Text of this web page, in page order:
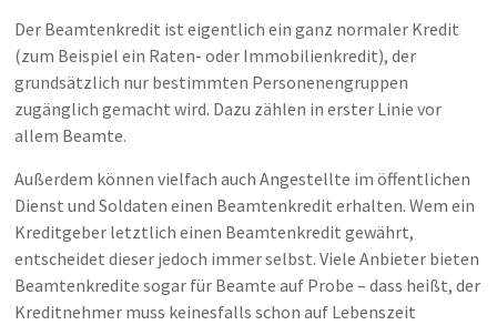
Der Beamtenkredit ist eigentlich ein ganz normaler Kredit
(zum Beispiel ein Raten- oder Immobilienkredit), der
grundsätzlich nur bestimmten Personenengruppen
zugänglich gemacht wird. Dazu zählen in erster Linie vor
allem Beamte.
Außerdem können vielfach auch Angestellte im öffentlichen
Dienst und Soldaten einen Beamtenkredit erhalten. Wem ein
Kreditgeber letztlich einen Beamtenkredit gewährt,
entscheidet dieser jedoch immer selbst. Viele Anbieter bieten
Beamtenkredite sogar für Beamte auf Probe – dass heißt, der
Kreditnehmer muss keinesfalls schon auf Lebenszeit